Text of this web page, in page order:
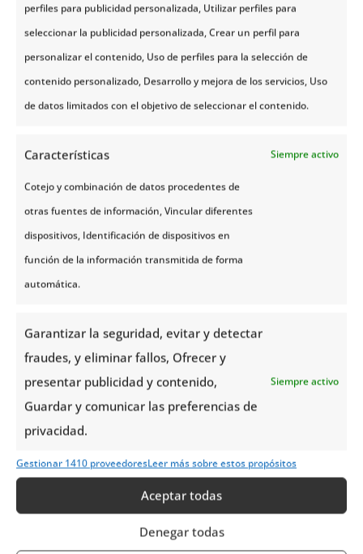
perfiles para publicidad personalizada, Utilizar perfiles para
seleccionar la publicidad personalizada, Crear un perfil para
personalizar el contenido, Uso de perfiles para la selección de
contenido personalizado, Desarrollo y mejora de los servicios, Uso
de datos limitados con el objetivo de seleccionar el contenido.
Características Siempre activo
Cotejo y combinación de datos procedentes de
otras fuentes de información, Vincular diferentes
dispositivos, Identificación de dispositivos en
función de la información transmitida de forma
automática.
Garantizar la seguridad, evitar y detectar
fraudes, y eliminar fallos, Ofrecer y
presentar publicidad y contenido,
Guardar y comunicar las preferencias de
privacidad.
Siempre activo
Gestionar 1410 proveedoresLeer más sobre estos propósitos
Aceptar todas
Denegar todas
naturaleza, en silencio, y con la emoción de no
saber qué picará al otro lado del hilo.
Noruega Tours
, te ayudamos a integrar esta
actividad en tu viaje. Diseñamos rutas, proponemos
colaboramos con guías locales para que solo te
momento al aire libre con lacaña en la mano
También te puede interesar